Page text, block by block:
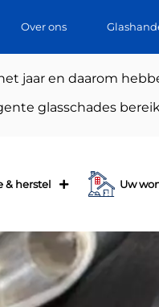
Over ons
jaar en daarom
glasschades
& herstel Uw